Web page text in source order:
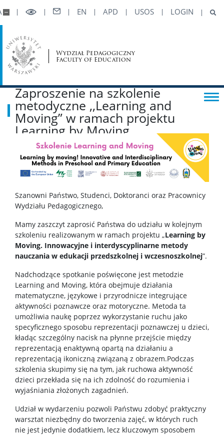
EN APD USOS LOGIN
Wydział Pedagogiczny
Faculty of Education
Wizytówki pracowników
Stopnie i tytuły naukowe
STUDENCI
ERASMUS+
Opłaty
Pomoc materialna
Regulamin studiów na UW
ECTS-MOST
Studenckie koła naukowe
Samorząd studentów
Biuro Karier
Porady techniczne
Zaproszenie na szkolenie
metodyczne ,,Learning and
Moving” w ramach projektu
Learning by Moving
Szanowni Państwo, Studenci, Doktoranci oraz Pracownicy
Wydziału Pedagogicznego,
Mamy zaszczyt zaprosić Państwa do udziału w kolejnym
szkoleniu realizowanym w ramach projektu „Learning by
Moving. Innowacyjne i interdyscyplinarne metody
nauczania w edukacji przedszkolnej i wczesnoszkolnej”.
Nadchodzące spotkanie poświęcone jest metodzie
Learning and Moving, która obejmuje działania
matematyczne, językowe i przyrodnicze integrujące
aktywności poznawcze oraz motoryczne. Metoda ta
umożliwia naukę poprzez wykorzystanie ruchu jako
specyficznego sposobu reprezentacji poznawczej u dzieci,
kładąc szczególny nacisk na płynne przejście między
reprezentacją enaktywną opartą na działaniu a
reprezentacją ikoniczną związaną z obrazem.Podczas
szkolenia skupimy się na tym, jak ruchowa aktywność
dzieci przekłada się na ich zdolność do rozumienia i
wyjaśniania złożonych zagadnień.
Udział w wydarzeniu pozwoli Państwu zdobyć praktyczny
warsztat niezbędny do tworzenia zajęć, w których ruch
nie jest jedynie dodatkiem, lecz kluczowym sposobem